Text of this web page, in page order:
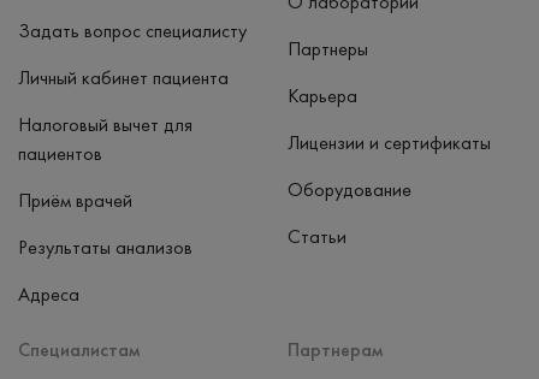
Задать вопрос специалисту
Личный кабинет пациента
Налоговый вычет для
пациентов
Приём врачей
Результаты анализов
Адреса
Специалистам
Партнерам
Партнеры
Карьера
Лицензии и сертификаты
Оборудование
Статьи